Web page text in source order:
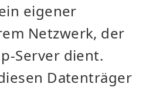
eigener
Netzwerk, der
Server dient.
Datenträger